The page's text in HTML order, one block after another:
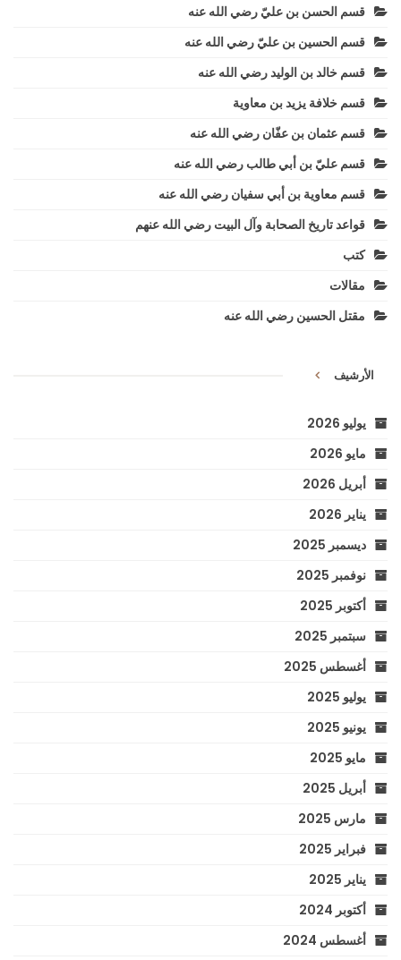
قسم الحسن بن عليّ رضي الله عنه
قسم الحسين بن عليّ رضي الله عنه
قسم خالد بن الوليد رضي الله عنه
قسم خلافة يزيد بن معاوية
قسم عثمان بن عفّان رضي الله عنه
قسم عليّ بن أبي طالب رضي الله عنه
قسم معاوية بن أبي سفيان رضي الله عنه
قواعد تاريخ الصحابة وآل البيت رضي الله عنهم
كتب
مقالات
مقتل الحسين رضي الله عنه
الأرشيف
يوليو 2026
مايو 2026
أبريل 2026
يناير 2026
ديسمبر 2025
نوفمبر 2025
أكتوبر 2025
سبتمبر 2025
أغسطس 2025
يوليو 2025
يونيو 2025
مايو 2025
أبريل 2025
مارس 2025
فبراير 2025
يناير 2025
أكتوبر 2024
أغسطس 2024